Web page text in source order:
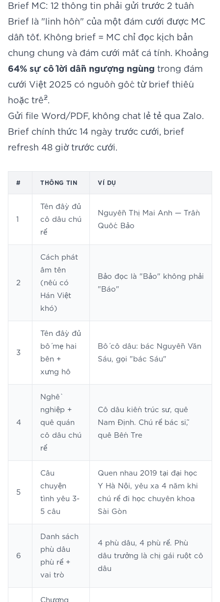
Brief MC: 12 thông tin phải gửi trước 2 tuần
Brief là "linh hồn" của một đám cưới được MC
dẫn tốt. Không brief = MC chỉ đọc kịch bản
chung chung và đám cưới mất cá tính. Khoảng
64% sự cố lời dẫn ngượng ngùng trong đám
cưới Việt 2025 có nguồn gốc từ brief thiếu
hoặc trễ2.
Gửi file Word/PDF, không chat lẻ tẻ qua Zalo.
Brief chính thức 14 ngày trước cưới, brief
refresh 48 giờ trước cưới.
# THÔNG TIN VÍ DỤ
1
Tên đầy đủ
cô dâu chú
rể
Nguyễn Thị Mai Anh — Trần
Quốc Bảo
2
Cách phát
âm tên
(nếu có
Hán Việt
khó)
Bảo đọc là "Bảo" không phải
"Báo"
3
Tên đầy đủ
bố mẹ hai
bên +
xưng hô
Bố cô dâu: bác Nguyễn Văn
Sáu, gọi "bác Sáu"
4
Nghề
nghiệp +
quê quán
cô dâu chú
rể
Cô dâu kiến trúc sư, quê
Nam Định. Chú rể bác sĩ,
quê Bến Tre
5
Câu
chuyện
tình yêu 3-
5 câu
Quen nhau 2019 tại đại học
Y Hà Nội, yêu xa 4 năm khi
chú rể đi học chuyên khoa
Sài Gòn
6
Danh sách
phù dâu
phù rể +
vai trò
4 phù dâu, 4 phù rể. Phù
dâu trưởng là chị gái ruột cô
dâu
Chương